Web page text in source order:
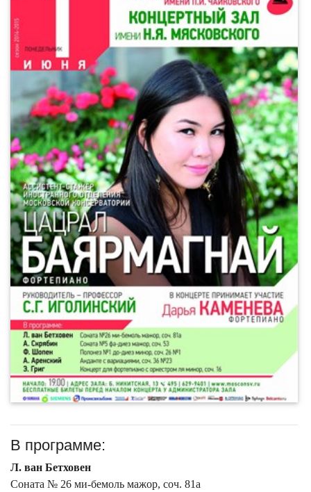
В программе:
Л. ван Бетховен
Соната № 26 ми-бемоль мажор, соч. 81а